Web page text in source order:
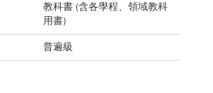
教科書 (含各學程、領域教科
用書)
普遍級